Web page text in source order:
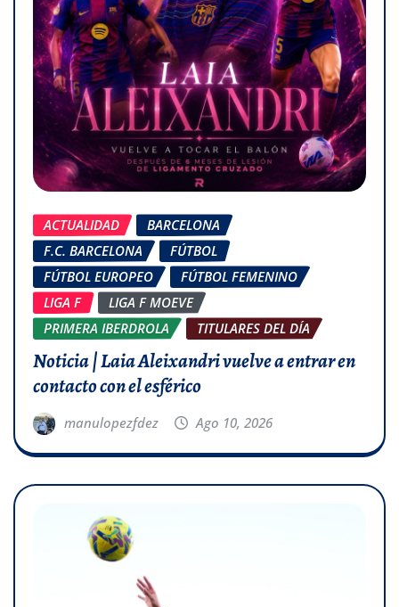
ACTUALIDAD
BARCELONA
F.C. BARCELONA
FÚTBOL
FÚTBOL EUROPEO
FÚTBOL FEMENINO
LIGA F
LIGA F MOEVE
PRIMERA IBERDROLA
TITULARES DEL DÍA
Noticia | Laia Aleixandri vuelve a entrar en
contacto con el esférico
manulopezfdez Ago 10, 2026